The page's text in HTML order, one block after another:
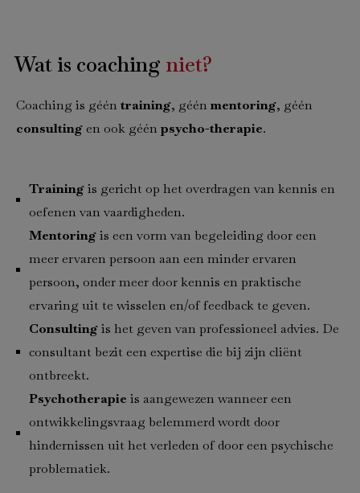
Wat is coaching niet?
Coaching is géén training, géén mentoring, géén
consultingen ook géén psycho-therapie.
Trainingis gericht op het overdragen van kennis en
oefenen van vaardigheden.
Mentoringis een vorm van begeleiding door een
meer ervaren persoon aan een minder ervaren
persoon, onder meer door kennis en praktische
ervaring uit te wisselen en/of feedback te geven.
Consultingis het geven van professioneel advies. De
consultant bezit een expertise die bij zijn cliënt
ontbreekt.
Psychotherapie is aangewezen wanneer een
ontwikkelingsvraag belemmerd wordt door
hindernissen uit het verleden of door een psychische
problematiek.